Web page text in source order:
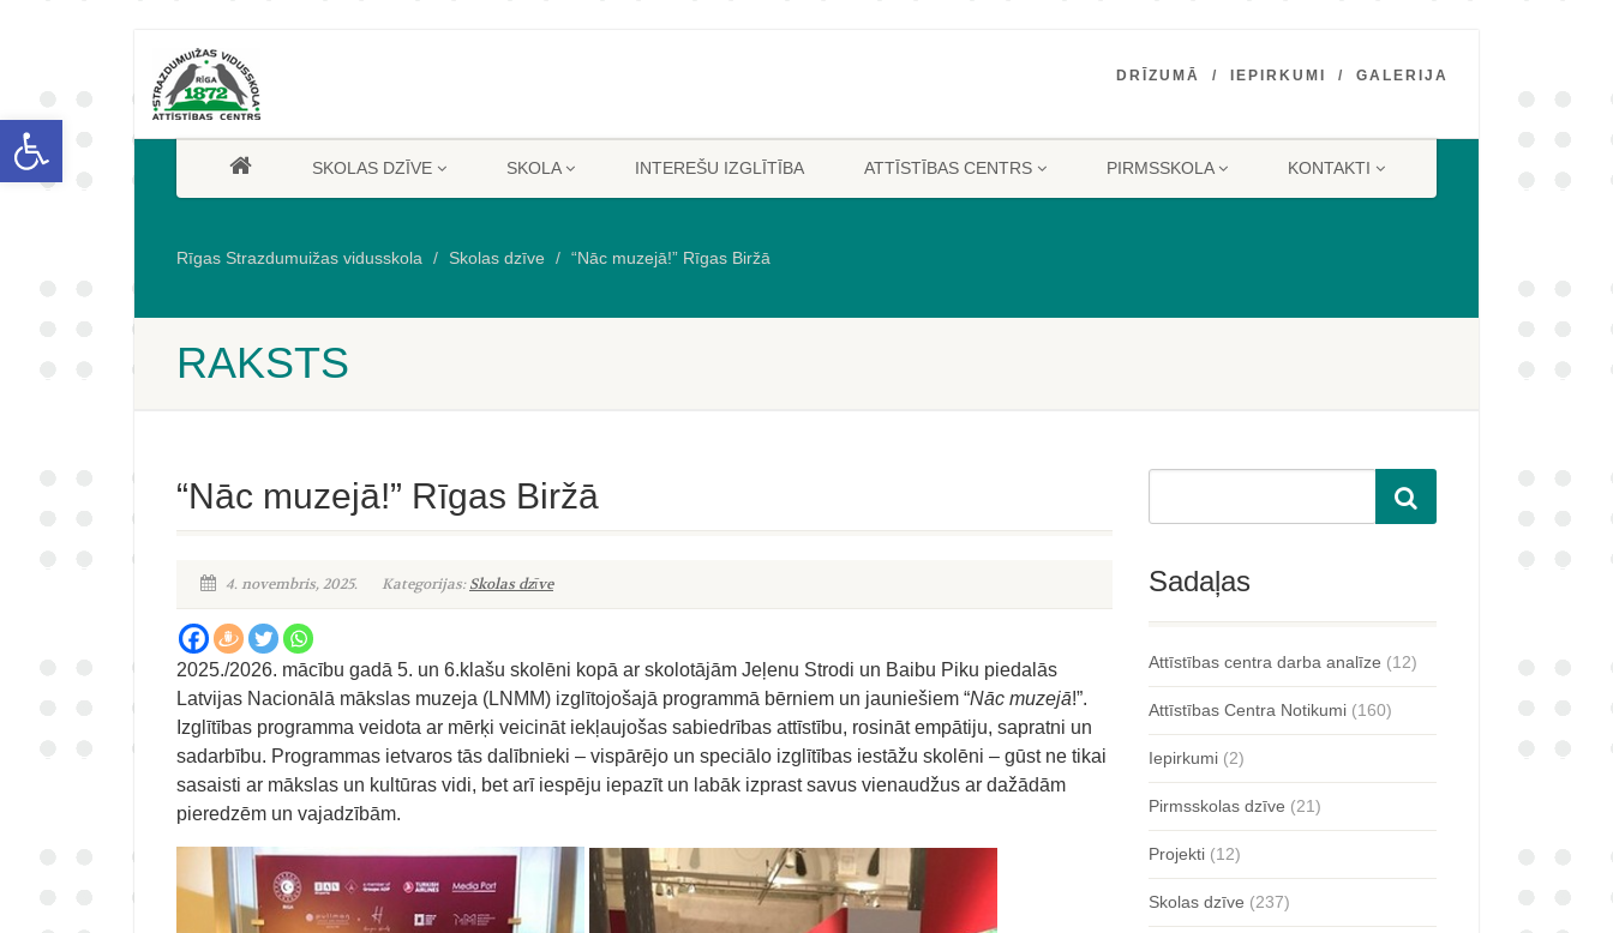
Open toolbar
DRĪZUMĀ IEPIRKUMI GALERIJA
SKOLAS DZĪVE SKOLA INTEREŠU IZGLĪTĪBA ATTĪSTĪBAS CENTRS PIRMSSKOLA KONTAKTI
Rīgas Strazdumuižas vidusskola Skolas dzīve “Nāc muzejā!” Rīgas Biržā
RAKSTS
“Nāc muzejā!” Rīgas Biržā
4. novembris, 2025. Kategorijas:Skolas dzīve
2025./2026. mācību gadā 5. un 6.klašu skolēni kopā ar skolotājām Jeļenu Strodi un Baibu Piku piedalās
Latvijas Nacionālā mākslas muzeja (LNMM) izglītojošajā programmā bērniem un jauniešiem “Nāc muzejā!”.
Izglītības programma veidota ar mērķi veicināt iekļaujošas sabiedrības attīstību, rosināt empātiju, sapratni un
sadarbību. Programmas ietvaros tās dalībnieki – vispārējo un speciālo izglītības iestāžu skolēni – gūst ne tikai
sasaisti ar mākslas un kultūras vidi, bet arī iespēju iepazīt un labāk izprast savus vienaudžus ar dažādām
pieredzēm un vajadzībām.
Sadaļas
Attīstības centra darba analīze (12)
Attīstības Centra Notikumi (160)
Iepirkumi (2)
Pirmsskolas dzīve (21)
Projekti (12)
Skolas dzīve (237)